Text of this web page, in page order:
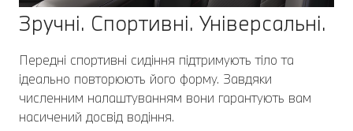
Зручні. Спортивні. Універсальні.
Передні спортивні сидіння підтримують тіло та
ідеально повторюють його форму. Завдяки
численним налаштуванням вони гарантують вам
насичений досвід водіння.